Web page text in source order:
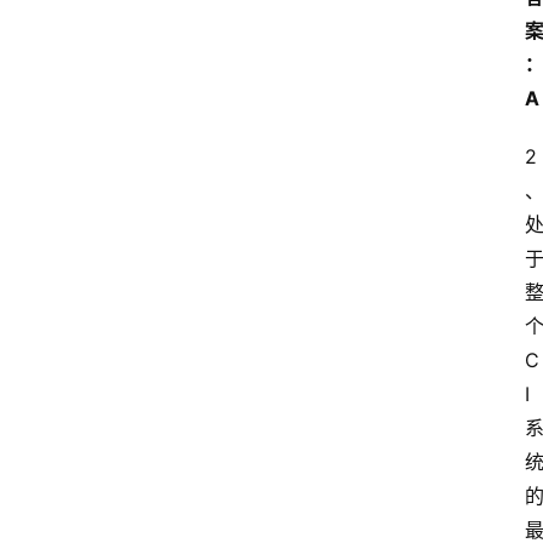
案
：
A
2
、
处
于
整
个
C
I
系
统
的
最